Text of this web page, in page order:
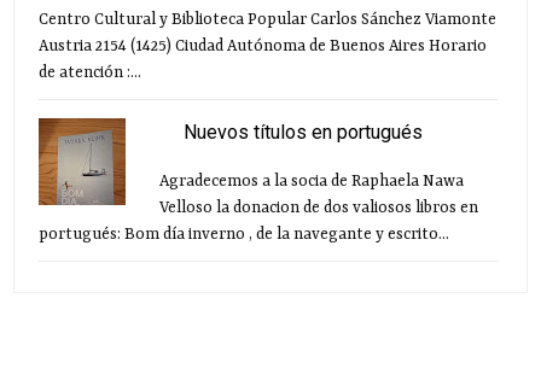
Centro Cultural y Biblioteca Popular Carlos Sánchez Viamonte
Austria 2154 (1425) Ciudad Autónoma de Buenos Aires Horario
de atención :...
Nuevos títulos en portugués
Agradecemos a la socia de Raphaela Nawa
Velloso la donacion de dos valiosos libros en
portugués: Bom día inverno , de la navegante y escrito...